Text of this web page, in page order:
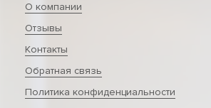
О компании
Отзывы
Контакты
Обратная связь
Политика конфиденциальности